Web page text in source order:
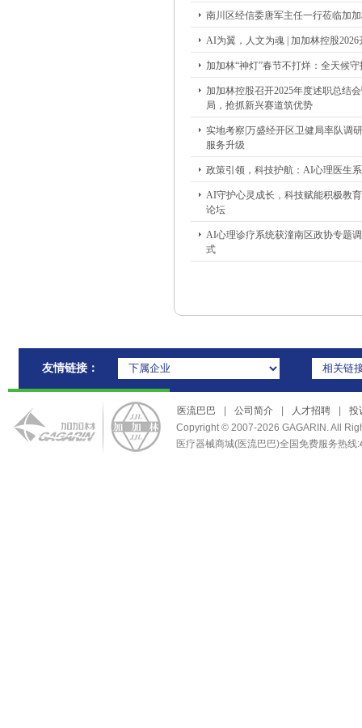
南川区经信委唐军主任一行莅临加
AI为翼，人文为魂 | 加加林控股
加加林“神灯”春节不打烊：全天候
加加林控股召开2025年度述职总结
局，抢抓新兴赛道筑优势
实地考察|万盛经开区卫健局率队调
服务升级
政策引领，科技护航：AI心理医生
AI守护心灵成长，科技赋能积极教
论坛
AI心理诊疗系统获潼南区政协专题
式
友情链接：
医流巴巴 公司简介 人才招聘
投
Copyright © 2007-2026 GAGARIN. All
医疗器械商城(医流巴巴)全国免费服务热线: